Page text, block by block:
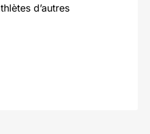
d’autres